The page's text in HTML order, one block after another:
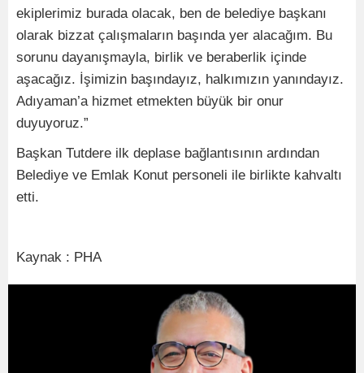
ekiplerimiz burada olacak, ben de belediye başkanı
olarak bizzat çalışmaların başında yer alacağım. Bu
sorunu dayanışmayla, birlik ve beraberlik içinde
aşacağız. İşimizin başındayız, halkımızın yanındayız.
Adıyaman’a hizmet etmekten büyük bir onur
duyuyoruz.”
Başkan Tutdere ilk deplase bağlantısının ardından
Belediye ve Emlak Konut personeli ile birlikte kahvaltı
etti.
Kaynak : PHA